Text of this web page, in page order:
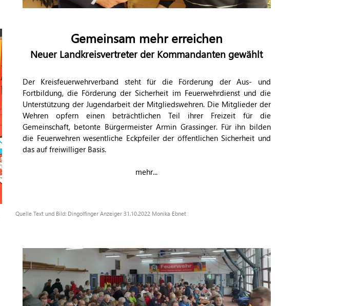
Gemeinsam mehr erreichen
Neuer Landkreisvertreter der Kommandanten gewählt
Der Kreisfeuerwehrverband steht für die Förderung der Aus- und
Fortbildung, die Förderung der Sicherheit im Feuerwehrdienst und die
Unterstützung der Jugendarbeit der Mitgliedswehren. Die Mitglieder der
Wehren opfern einen beträchtlichen Teil ihrer Freizeit für die
Gemeinschaft, betonte Bürgermeister Armin Grassinger. Für ihn bilden
die Feuerwehren wesentliche Eckpfeiler der öffentlichen Sicherheit und
das auf freiwilliger Basis.
mehr...
Quelle Text und Bild: Dingolfinger Anzeiger 31.10.2022 Monika Ebnet